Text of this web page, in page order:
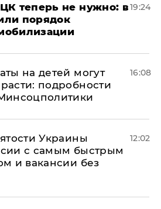
теперь не нужно: в
порядок
19:24
на детей могут
подробности
16:08
Украины
с самым быстрым
и вакансии без
12:02